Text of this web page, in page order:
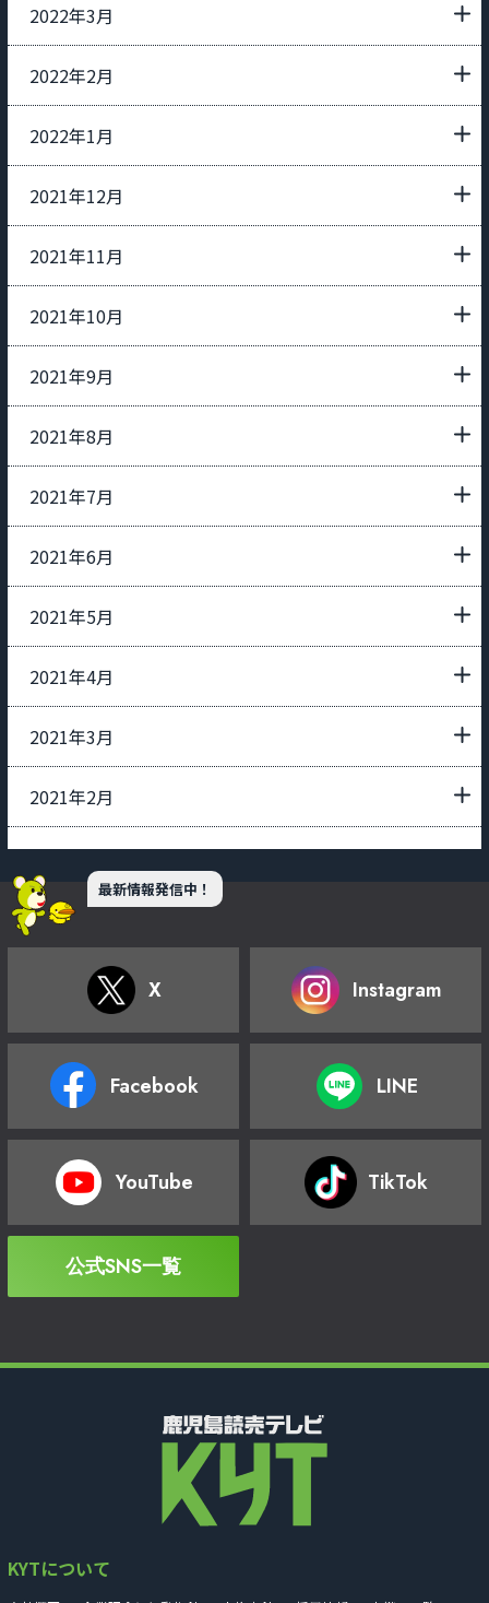
2022年3月
2022年2月
2022年1月
2021年12月
2021年11月
2021年10月
2021年9月
2021年8月
2021年7月
2021年6月
2021年5月
2021年4月
2021年3月
2021年2月
最新情報発信中！
X Instagram
Facebook LINE
YouTube TikTok
公式SNS一覧
KYTについて